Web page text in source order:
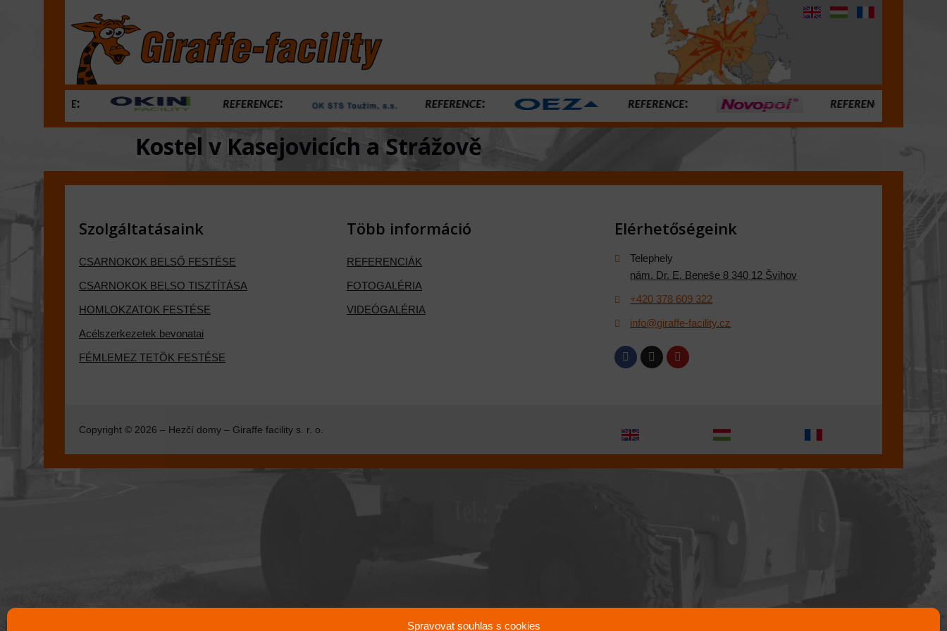
Spravovat souhlas s cookies
Kostel v Kasejovicích a Strážově
Szolgáltatásaink
CSARNOKOK BELSŐ FESTÉSE
CSARNOKOK BELSO TISZTÍTÁSA
HOMLOKZATOK FESTÉSE
Acélszerkezetek bevonatai
FÉMLEMEZ TETÖK FESTÉSE
Több információ
REFERENCIÁK
FOTOGALÉRIA
VIDEÓGALÉRIA
Elérhetőségeink
Telephely
nám. Dr. E. Beneše 8 340 12 Švihov
+420 378 609 322
info@giraffe-facility.cz
Copyright © 2026 – Hezčí domy – Giraffe facility s. r. o.